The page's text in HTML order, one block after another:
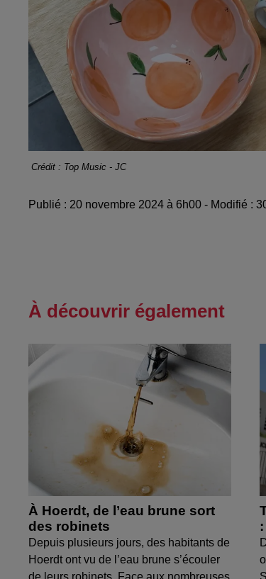
Crédit : Top Music - JC
Publié : 20 novembre 2024 à 6h00 - Modifié :
À découvrir également
À Hoerdt, de l’eau brune sort
des robinets
Depuis plusieurs jours, des habitants de
Hoerdt ont vu de l’eau brune s’écouler
de leurs robinets. Face aux nombreuses